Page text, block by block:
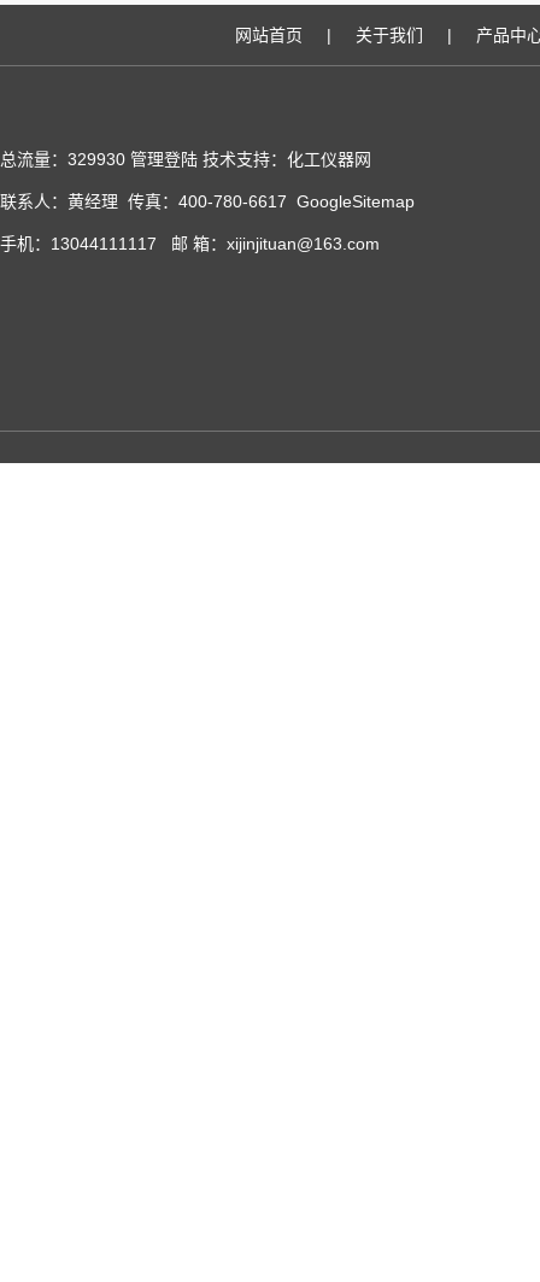
网站首页 | 关于我们 | 产品中
总流量：329930 管理登陆 技术支持：化工仪器网
联系人：黄经理 传真：400-780-6617 GoogleSitemap
手机：13044111117 邮 箱：xijinjituan@163.com